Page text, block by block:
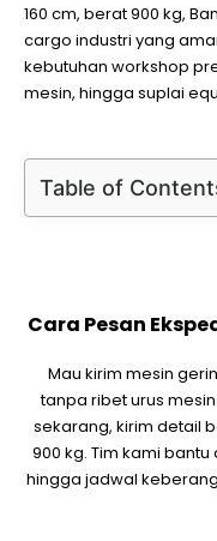
160 cm, berat 900 kg,
cargo industri yang
kebutuhan workshop
mesin, hingga suplai
Table of
Cara Pesan
Mau kirim mesin
tanpa ribet urus
sekarang, kirim detail
900 kg. Tim kami
hingga jadwal